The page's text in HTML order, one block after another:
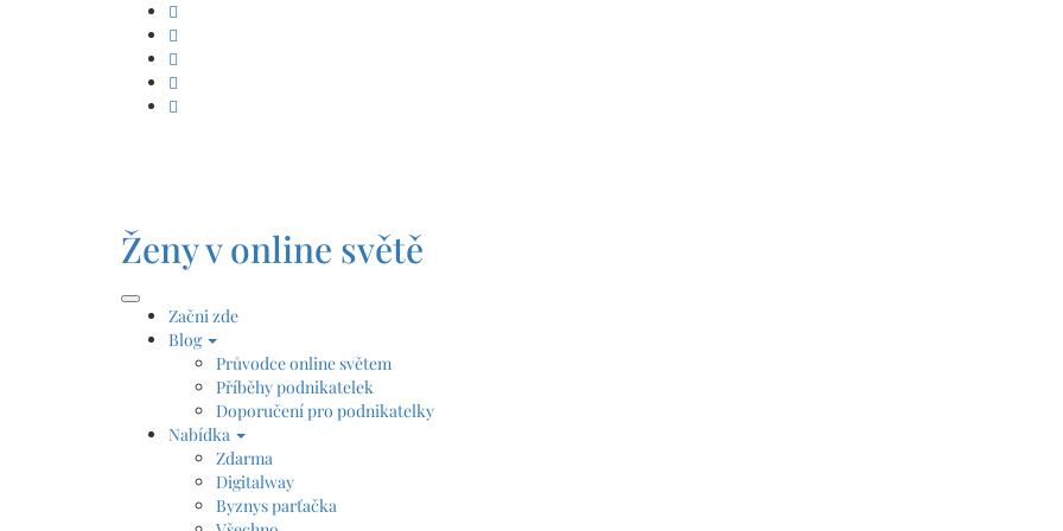
Ženy v online světě
Začni zde
Blog
Průvodce online světem
Příběhy podnikatelek
Doporučení pro podnikatelky
Nabídka
Zdarma
Digitalway
Byznys parťačka